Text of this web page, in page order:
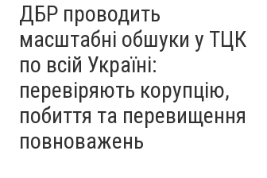
всіх ракет
ДБР проводить
масштабні обшуки у ТЦК
по всій Україні:
перевіряють корупцію,
побиття та перевищення
повноважень